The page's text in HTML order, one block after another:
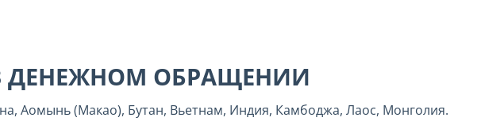
ДЕНЕЖНОМ ОБРАЩЕНИИ
Аомынь (Макао), Бутан, Вьетнам, Индия, Камбоджа, Лаос, Монголия.